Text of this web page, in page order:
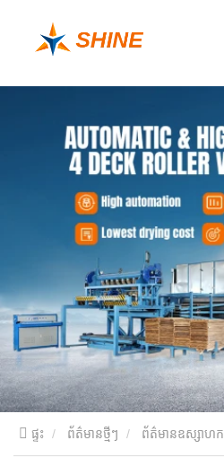
ផ្ទះ ព័ត៌មានថ្មីៗ ព័ត៌មានឧស្សាហក